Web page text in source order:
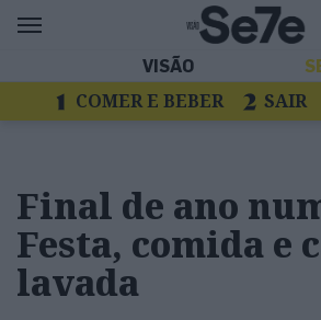
VISÃO
COMER E BEBER SAIR
Final de ano
Festa, comida e
lavada